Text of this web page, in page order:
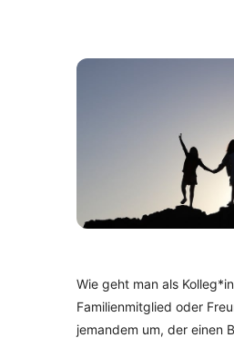
Wie geht man als
Familienmitglied oder
jemandem um, der einen